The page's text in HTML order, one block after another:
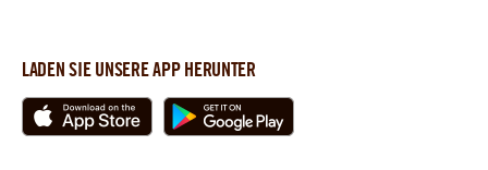
LADEN SIE UNSERE APP HERUNTER